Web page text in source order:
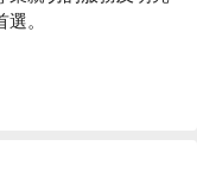
。
園、重新橋。